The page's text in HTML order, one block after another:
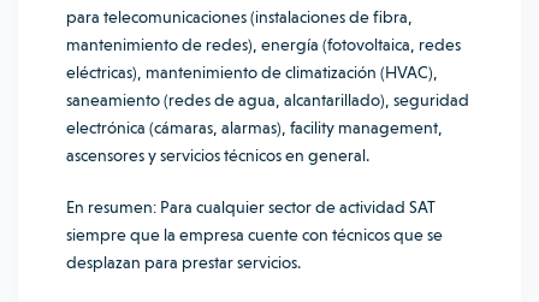
para telecomunicaciones (instalaciones de fibra,
mantenimiento de redes), energía (fotovoltaica, redes
eléctricas), mantenimiento de climatización (HVAC),
saneamiento (redes de agua, alcantarillado), seguridad
electrónica (cámaras, alarmas), facility management,
ascensores y servicios técnicos en general.
En resumen: Para cualquier sector de actividad SAT
siempre que la empresa cuente con técnicos que se
desplazan para prestar servicios.